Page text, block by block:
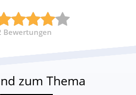
Bewertungen
zum Thema